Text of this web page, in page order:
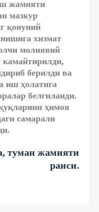
жамияти
мазкур
қонуний
хизмат
молиявий
берилди ва
иш ҳолатига
белгиланди.
ҳимоя
самарали
туман жамияти
раиси.